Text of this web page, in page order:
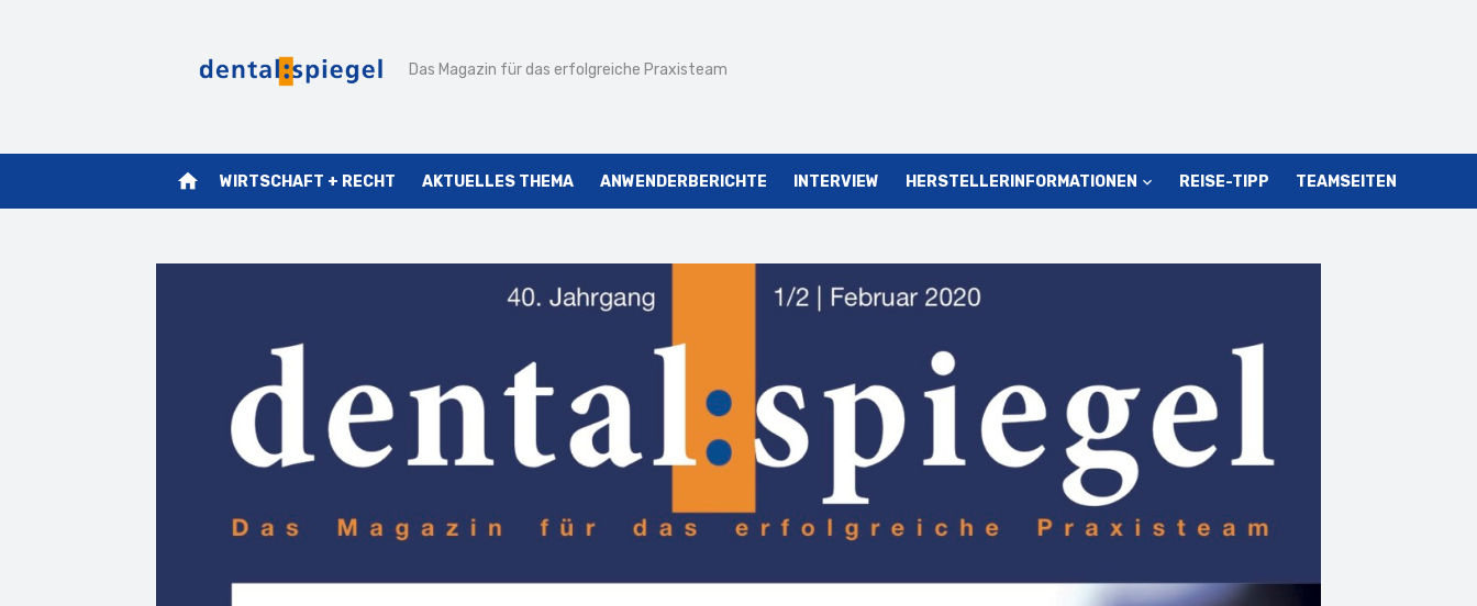
Das Magazin für das erfolgreiche Praxisteam
home WIRTSCHAFT + RECHT AKTUELLES THEMA ANWENDERBERICHTE INTERVIEW HERSTELLERINFORMATIONEN REISE-TIPP TEAMSEITEN